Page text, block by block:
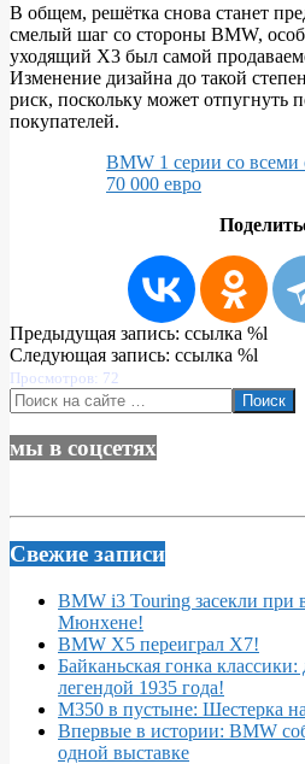
В общем, решётка снова станет
смелый шаг со стороны BMW,
уходящий X3 был самой
Изменение дизайна до такой
риск, поскольку может отпугнуть
покупателей.
BMW 1 серии со всеми
70 000 евро
2024-
06-
10
Предыдущая запись: ссылка %l
Следующая запись: ссылка %l
Просмотров: 72
Поиск
мы в соцсетях
Свежие записи
BMW i3 Touring засекли при
Мюнхене!
BMW X5 переиграл X7!
Байканьская гонка
легендой 1935 года!
M350 в пустыне: Шестерка
Впервые в истории: BMW
одной выставке